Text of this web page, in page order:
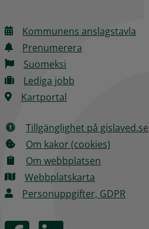
Kommunens anslagstavla
Prenumerera
Suomeksi
Lediga jobb
Kartportal
Tillgänglighet på gislaved.se
Om kakor (cookies)
Om webbplatsen
Webbplatskarta
Personuppgifter, GDPR